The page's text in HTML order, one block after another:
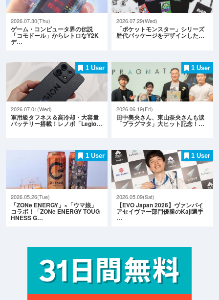
2026.07.30(Thu)
ゲーム・コンピュータ界の伝説
「コモドール」からレトロなY2K
デ…
2026.07.29(Wed)
「ポケットモンスター」シリーズ
歴代パッケージをデザインした…
1 User
2026.07.01(Wed)
軍用級タフネス＆高冷却・大容量
バッテリー搭載！レノボ「Legio…
1 User
2026.06.19(Fri)
田中美央さん、東山奈央さんも涙
「プラグマタ」大ヒット記念！…
1 User
2026.05.26(Tue)
「ZONe ENERGY」×「ウマ娘」
コラボ！「ZONe ENERGY TOUG
HNESS G…
1 User
2026.05.09(Sat)
【EVO Japan 2026】ヴァンパイ
アセイヴァー部門優勝のKaji選手
…